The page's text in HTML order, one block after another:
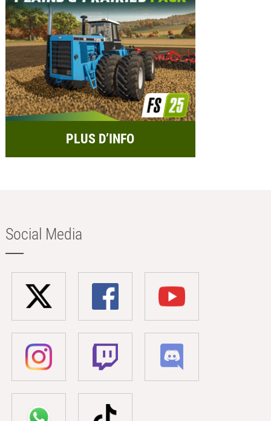
PLUS D’INFO
Social Media